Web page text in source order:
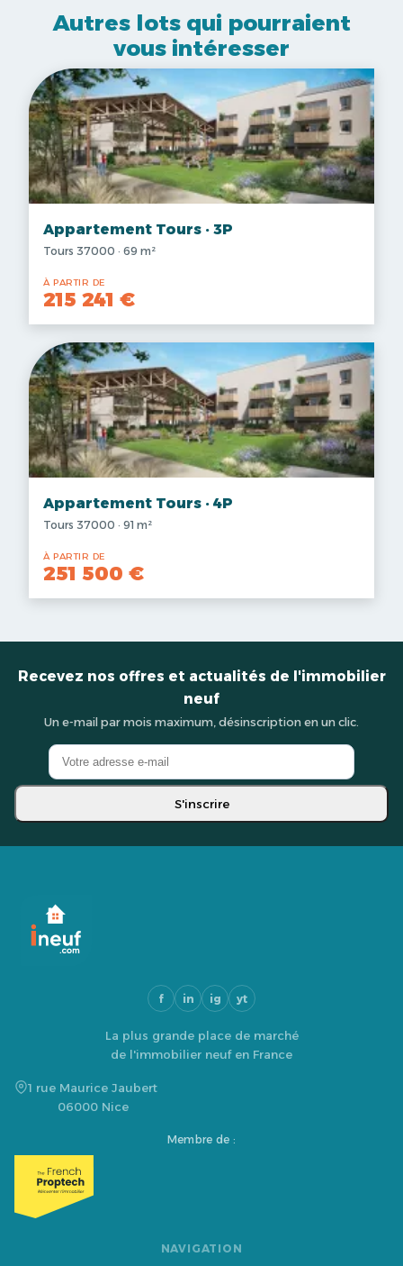
Autres lots qui pourraient
vous intéresser
Appartement Tours · 3P
Tours 37000 · 69 m²
À PARTIR DE
215 241 €
Appartement Tours · 4P
Tours 37000 · 91 m²
À PARTIR DE
251 500 €
Recevez nos offres et actualités de l'immobilier
neuf
Un e-mail par mois maximum, désinscription en un clic.
S'inscrire
f in ig yt
La plus grande place de marché
de l'immobilier neuf en France
1 rue Maurice Jaubert
06000 Nice
Membre de :
NAVIGATION